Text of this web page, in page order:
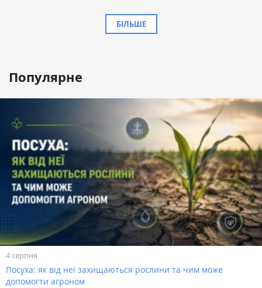
БІЛЬШЕ
Популярне
4 серпня
Посуха: як від неї захищаються рослини та чим може
допомогти агроном